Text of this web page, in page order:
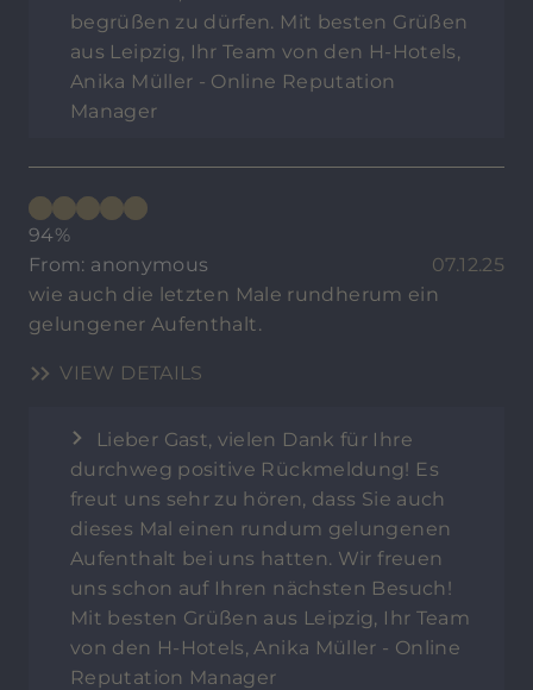
begrüßen zu dürfen. Mit besten Grüßen
aus Leipzig, Ihr Team von den H-Hotels,
Anika Müller - Online Reputation
Manager
94%
From: anonymous
07.12.25
wie auch die letzten Male rundherum ein
gelungener Aufenthalt.
VIEW DETAILS
Lieber Gast, vielen Dank für Ihre
durchweg positive Rückmeldung! Es
freut uns sehr zu hören, dass Sie auch
dieses Mal einen rundum gelungenen
Aufenthalt bei uns hatten. Wir freuen
uns schon auf Ihren nächsten Besuch!
Mit besten Grüßen aus Leipzig, Ihr Team
von den H-Hotels, Anika Müller - Online
Reputation Manager